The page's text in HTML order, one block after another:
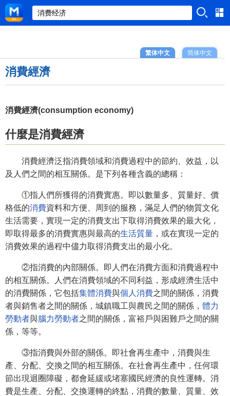
简体中文
繁体中文
消費經濟
消費經濟(consumption economy)
什麼是消費經濟
消費經濟泛指消費領域和消費過程中的節約、效益，以
及人們之間的相互關係。是下列各種含義的總稱：
①指人們所獲得的消費實惠。即以數量多、質量好、價
格低的消費資料和方便、周到的服務，滿足人們的物質文化
生活需要，實現一定的消費支出下取得消費效果的最大化，
即取得最多的消費實惠與最高的生活質量 ，或在實現一定的
消費效果的過程中儘力取得消費支出的最小化。
②指消費的內部關係。即人們在消費方面和消費過程中
的相互關係。人們在消費領域的不同利益，形成經濟生活中
的消費關係，它包括集體消費與個人消費之間的關係，消費
者與銷售者之間的關係，城鎮職工與農民之間的關係， 體力
勞動者與腦力勞動者之間的關係，富裕戶與困難戶之間的關
係，等等。
③指消費與外部的關係。即社會再生產中，消費與生
產、分配、交換之間的相互關係。在社會再生產中，任何環
節出現迴圈障礙，都會延緩或堵塞國民經濟的良性運轉。消
費是生產、分配、交換運轉的終點，消費的數量、質量、效